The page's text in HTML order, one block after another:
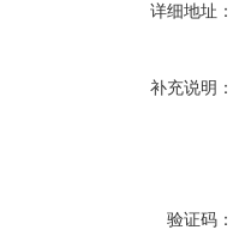
详细地址：
补充说明：
验证码：